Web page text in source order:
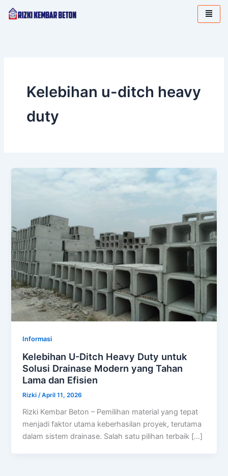
Lewati
Kelebihan u-ditch heavy
duty
Informasi
Kelebihan U-Ditch Heavy Duty untuk
Solusi Drainase Modern yang Tahan
Lama dan Efisien
Rizki/April 11, 2026
Rizki Kembar Beton – Pemilihan material yang tepat
menjadi faktor utama keberhasilan proyek, terutama
dalam sistem drainase. Salah satu pilihan terbaik […]